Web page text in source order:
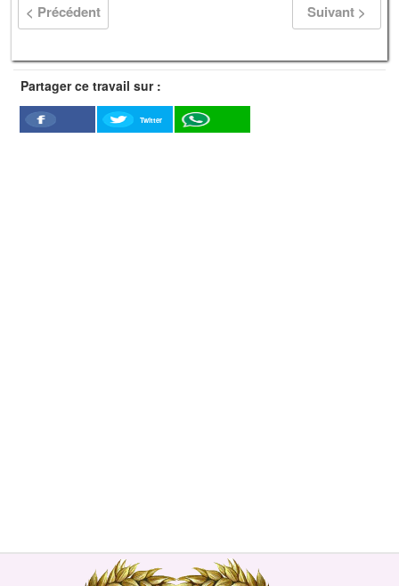
< Précédent Suivant >
Partager ce travail sur :
Facebook
Twitter